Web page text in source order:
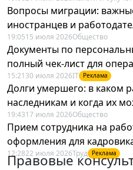
Вопросы миграции:
иностранцев и
19:0515 июля 2026Общество
Документы по
полный чек-лист для
15:21 30 июля 2026IT Реклама
Долги умершего: в каком
наследникам и когда их
19:4317 июля 2026Общество
Прием сотрудника на
оформления для
12:2822 июля 2026Труд Реклама
Правовые